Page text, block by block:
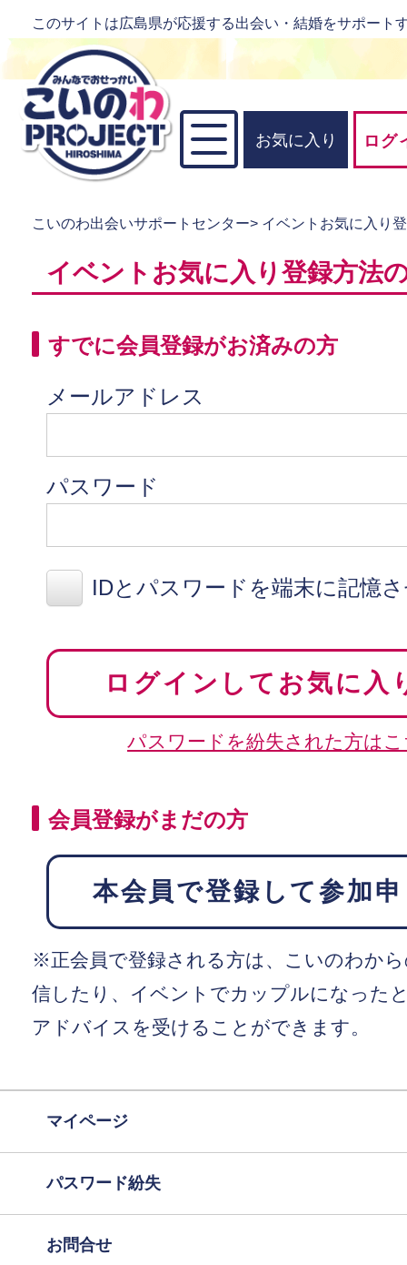
このサイトは広島県が応援する出会い・結婚をサポート
お気に入り ログ
こいのわ出会いサポートセンター> イベントお気に入り
イベントお気に入り登録方法
すでに会員登録がお済みの方
メールアドレス
パスワード
IDとパスワードを端末に記憶
ログインしてお気に入
パスワードを紛失された方は
会員登録がまだの方
本会員で登録して参加
※正会員で登録される方は、こいのわか
信したり、イベントでカップルになった
アドバイスを受けることができます。
マイページ
パスワード紛失
お問合せ